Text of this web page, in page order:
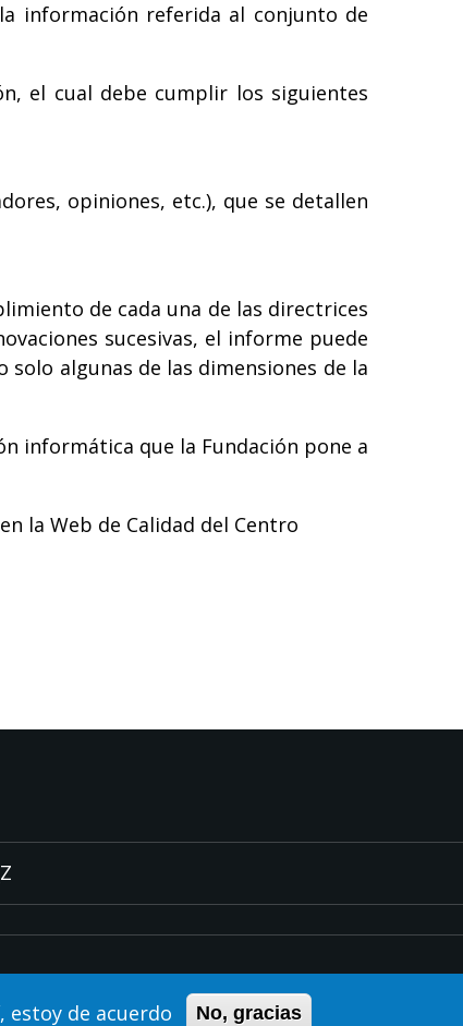
información referida al conjunto de
el cual debe cumplir los siguientes
opiniones, etc.), que se detallen
de cada una de las directrices
sucesivas, el informe puede
algunas de las dimensiones de la
informática que la Fundación pone a
la Web de Calidad del Centro
estoy de acuerdo No, gracias